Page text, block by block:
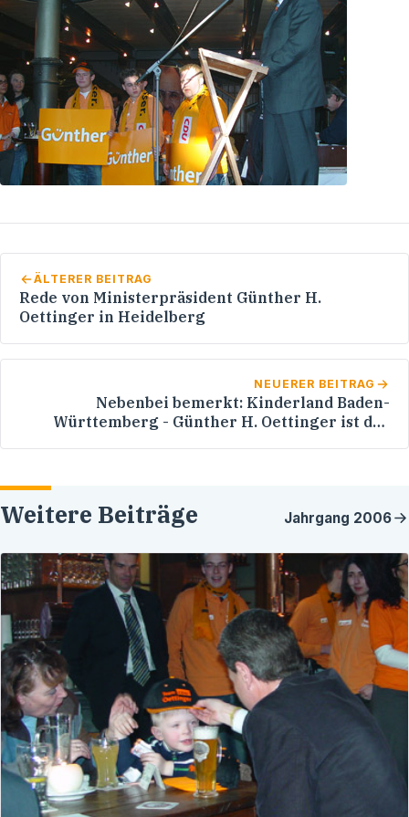
ÄLTERER BEITRAG
Rede von Ministerpräsident Günther H.
Oettinger in Heidelberg
NEUERER BEITRAG
Nebenbei bemerkt: Kinderland Baden-
Württemberg - Günther H. Oettinger ist der
Weitere Beiträge Jahrgang 2006